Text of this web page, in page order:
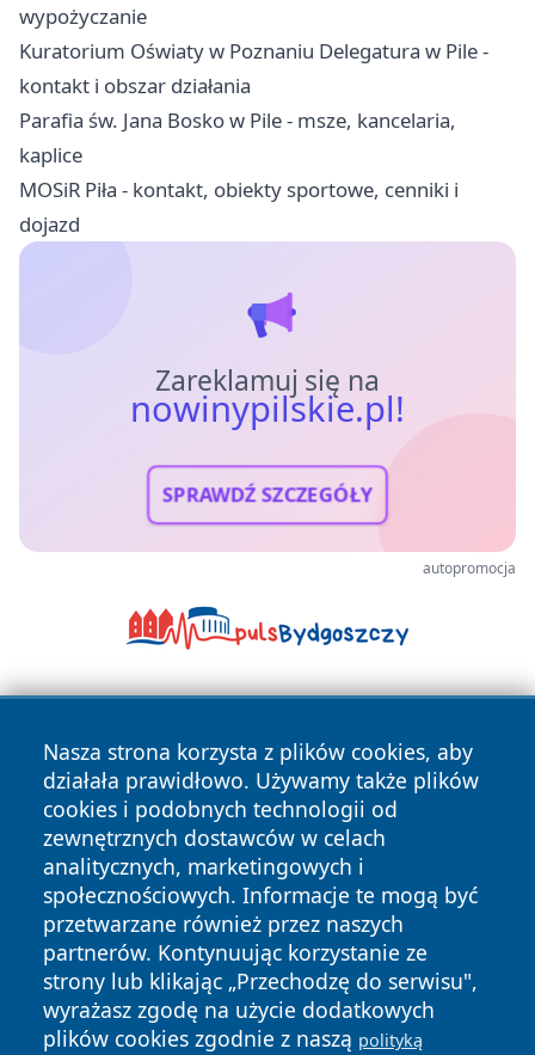
wypożyczanie
Kuratorium Oświaty w Poznaniu Delegatura w Pile -
kontakt i obszar działania
Parafia św. Jana Bosko w Pile - msze, kancelaria,
kaplice
MOSiR Piła - kontakt, obiekty sportowe, cenniki i
dojazd
Zareklamuj się na
nowinypilskie.pl!
SPRAWDŹ SZCZEGÓŁY
autopromocja
Nasza strona korzysta z plików cookies, aby
działała prawidłowo. Używamy także plików
cookies i podobnych technologii od
zewnętrznych dostawców w celach
analitycznych, marketingowych i
społecznościowych. Informacje te mogą być
przetwarzane również przez naszych
partnerów. Kontynuując korzystanie ze
strony lub klikając „Przechodzę do serwisu",
wyrażasz zgodę na użycie dodatkowych
plików cookies zgodnie z naszą polityką
Copyright © 2026 nowinypilskie.pl Wszystkie prawa
zastrzeżone.
News Autorzy
Polityka
Prywatności
Polityka
Cookies